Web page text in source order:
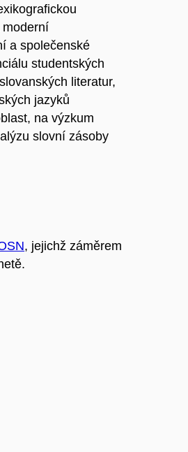
a společenské
studentských
literatur,
jazyků
na výzkum
slovní zásoby
, jejichž záměrem